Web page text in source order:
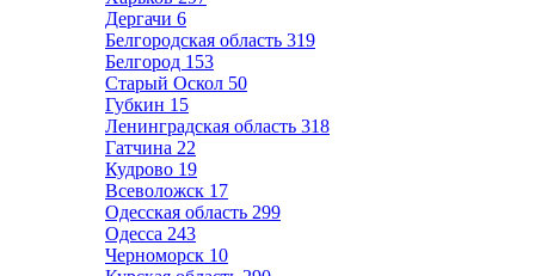
Дергачи 6
Белгородская область 319
Белгород 153
Старый Оскол 50
Губкин 15
Ленинградская область 318
Гатчина 22
Кудрово 19
Всеволожск 17
Одесская область 299
Одесса 243
Черноморск 10